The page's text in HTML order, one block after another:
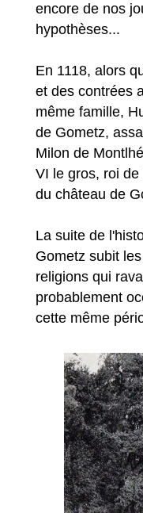
encore de nos
hypothèses...
En 1118, alors
et des contrées
même famille,
de Gometz,
Milon de
VI le gros, roi
du château de
La suite de
Gometz subit
religions qui
probablement
cette même